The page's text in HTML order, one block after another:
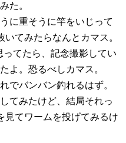
た。
に重そうに竿をいじって
てみたらなんとカマス。
てたら、記念撮影してい
よ。恐るべしカマス。
でバンバン釣れるはず。
てみたけど、結局それっ
見てワームを投げてみるけ